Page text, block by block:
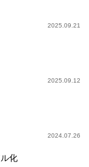
2025.09.21
2025.09.12
2024.07.26
化